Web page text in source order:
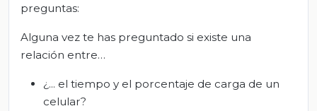
preguntas:
Alguna vez te has preguntado si existe una
relación entre…
¿... el tiempo y el porcentaje de carga de un
celular?